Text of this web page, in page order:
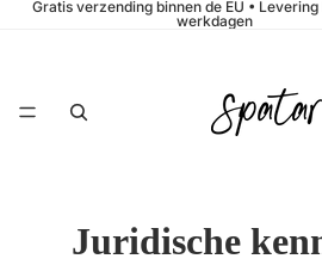
Gratis verzending binnen de EU •
werkdagen
Juridische